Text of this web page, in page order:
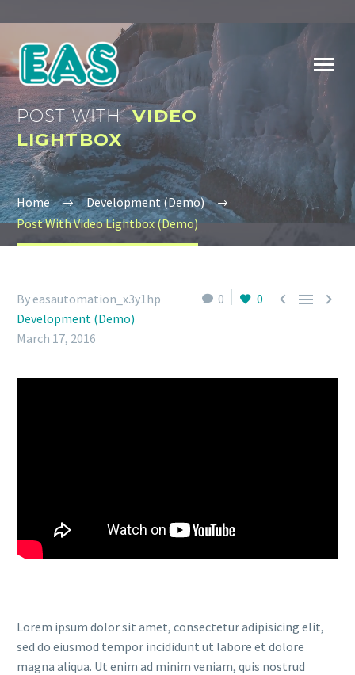
POST WITH VIDEO
LIGHTBOX
Home
Development (Demo)
Post With Video Lightbox (Demo)
0 0   
By easautomation_x3y1hp
Development (Demo)
March 17, 2016
Lorem ipsum dolor sit amet, consectetur adipisicing elit,
sed do eiusmod tempor incididunt ut labore et dolore
magna aliqua. Ut enim ad minim veniam, quis nostrud